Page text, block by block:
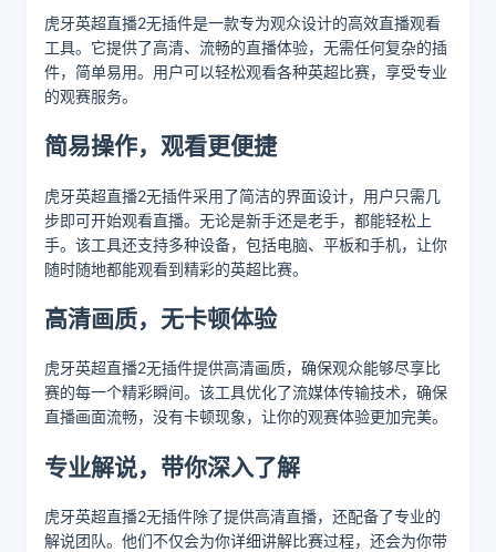
虎牙英超直播2无插件是一款专为观众设计的高效直播观看
工具。它提供了高清、流畅的直播体验，无需任何复杂的插
件，简单易用。用户可以轻松观看各种英超比赛，享受专业
的观赛服务。
简易操作，观看更便捷
虎牙英超直播2无插件采用了简洁的界面设计，用户只需几
步即可开始观看直播。无论是新手还是老手，都能轻松上
手。该工具还支持多种设备，包括电脑、平板和手机，让你
随时随地都能观看到精彩的英超比赛。
高清画质，无卡顿体验
虎牙英超直播2无插件提供高清画质，确保观众能够尽享比
赛的每一个精彩瞬间。该工具优化了流媒体传输技术，确保
直播画面流畅，没有卡顿现象，让你的观赛体验更加完美。
专业解说，带你深入了解
虎牙英超直播2无插件除了提供高清直播，还配备了专业的
解说团队。他们不仅会为你详细讲解比赛过程，还会为你带